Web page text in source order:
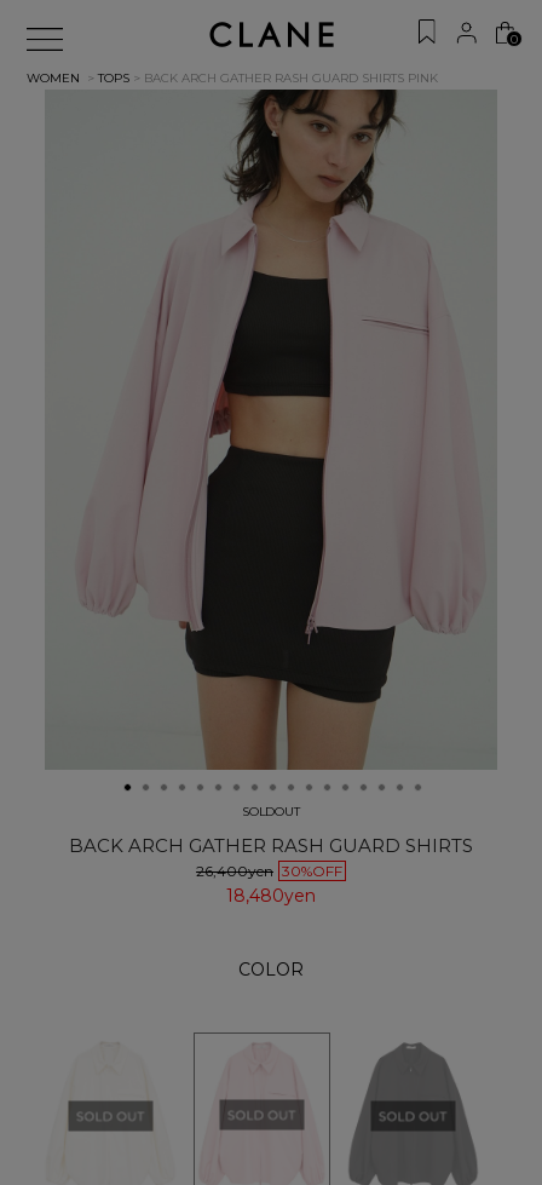
0
WOMEN >TOPS > BACK ARCH GATHER RASH GUARD SHIRTS PINK
SOLDOUT
BACK ARCH GATHER RASH GUARD SHIRTS
26,400yen 30%OFF
18,480yen
COLOR